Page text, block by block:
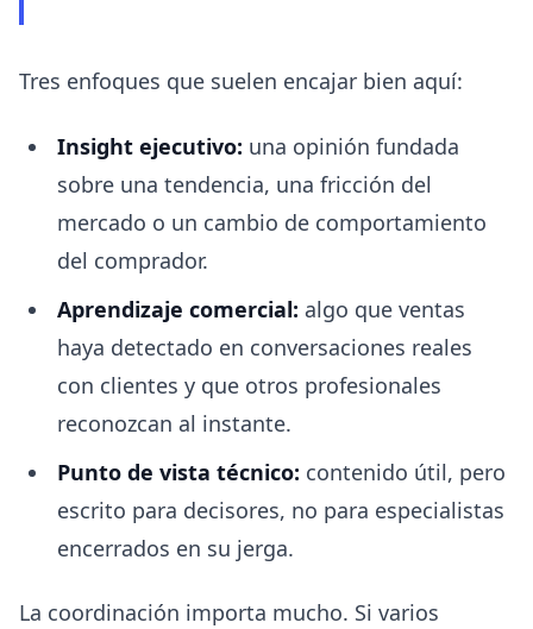
Tres enfoques que suelen encajar bien aquí:
Insight ejecutivo: una opinión fundada
sobre una tendencia, una fricción del
mercado o un cambio de comportamiento
del comprador.
Aprendizaje comercial: algo que ventas
haya detectado en conversaciones reales
con clientes y que otros profesionales
reconozcan al instante.
Punto de vista técnico: contenido útil, pero
escrito para decisores, no para especialistas
encerrados en su jerga.
La coordinación importa mucho. Si varios